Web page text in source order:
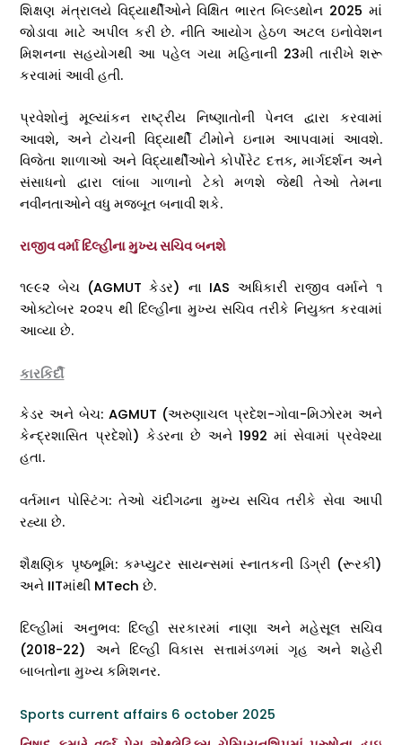
શિક્ષણ મંત્રાલયે વિદ્યાર્થીઓને વિક્ષિત ભારત બિલ્ડથોન 2025 માં
જોડાવા માટે અપીલ કરી છે. નીતિ આયોગ હેઠળ અટલ ઇનોવેશન
મિશનના સહયોગથી આ પહેલ ગયા મહિનાની 23મી તારીખે શરૂ
કરવામાં આવી હતી.
પ્રવેશોનું મૂલ્યાંકન રાષ્ટ્રીય નિષ્ણાતોની પેનલ દ્વારા કરવામાં
આવશે, અને ટોચની વિદ્યાર્થી ટીમોને ઇનામ આપવામાં આવશે.
વિજેતા શાળાઓ અને વિદ્યાર્થીઓને કોર્પોરેટ દત્તક, માર્ગદર્શન અને
સંસાધનો દ્વારા લાંબા ગાળાનો ટેકો મળશે જેથી તેઓ તેમના
નવીનતાઓને વધુ મજબૂત બનાવી શકે.
રાજીવ વર્મા દિલ્હીના મુખ્ય સચિવ બનશે
૧૯૯૨ બેચ (AGMUT કેડર) ના IAS અધિકારી રાજીવ વર્માને ૧
ઓક્ટોબર ૨૦૨૫ થી દિલ્હીના મુખ્ય સચિવ તરીકે નિયુક્ત કરવામાં
આવ્યા છે.
કારકિર્દી
કેડર અને બેચ: AGMUT (અરુણાચલ પ્રદેશ-ગોવા-મિઝોરમ અને
કેન્દ્રશાસિત પ્રદેશો) કેડરના છે અને 1992 માં સેવામાં પ્રવેશ્યા
હતા.
વર્તમાન પોસ્ટિંગ: તેઓ ચંદીગઢના મુખ્ય સચિવ તરીકે સેવા આપી
રહ્યા છે.
શૈક્ષણિક પૃષ્ઠભૂમિ: કમ્પ્યુટર સાયન્સમાં સ્નાતકની ડિગ્રી (રૂરકી)
અને IITમાંથી MTech છે.
દિલ્હીમાં અનુભવ: દિલ્હી સરકારમાં નાણા અને મહેસૂલ સચિવ
(2018-22) અને દિલ્હી વિકાસ સત્તામંડળમાં ગૃહ અને શહેરી
બાબતોના મુખ્ય કમિશનર.
Sports current affairs 6 october 2025